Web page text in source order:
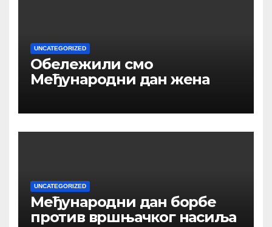
UNCATEGORIZED
Обележили смо
Међународни дан жена
UNCATEGORIZED
Међународни дан борбе
против вршњачког насиља